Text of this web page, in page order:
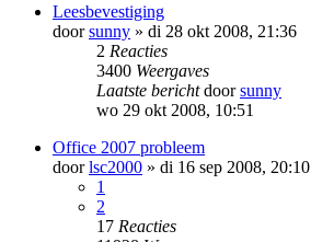
Leesbevestiging
doorsunny » di 28 okt 2008, 21:36
2 Reacties
3400 Weergaves
Laatste berichtdoorsunny
wo 29 okt 2008, 10:51
Office 2007 probleem
doorlsc2000 » di 16 sep 2008, 20:10
1
2
17 Reacties